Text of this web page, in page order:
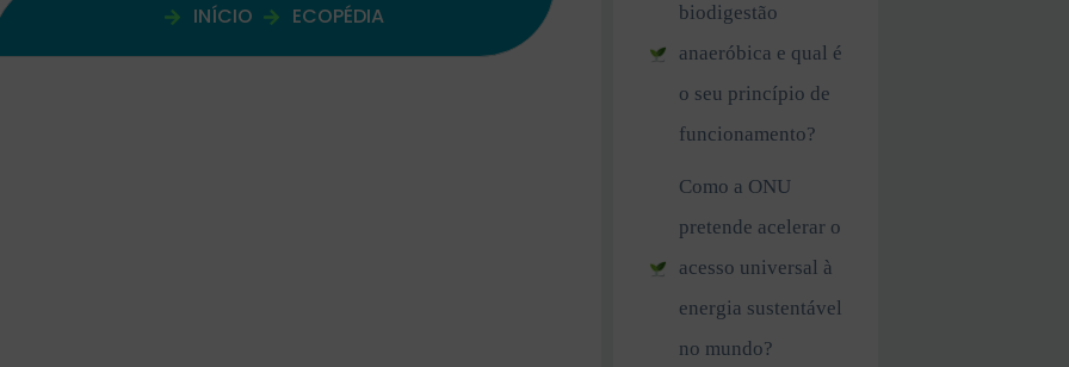
INÍCIO ECOPÉDIA
biodigestão
anaeróbica e qual é
o seu princípio de
funcionamento?
Como a ONU
pretende acelerar o
acesso universal à
energia sustentável
no mundo?